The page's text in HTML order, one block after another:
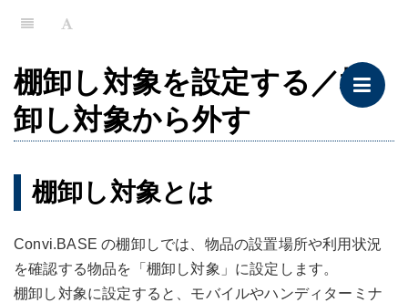
棚卸し対象を設定する／棚
卸し対象から外す
棚卸し対象とは
Convi.BASE の棚卸しでは、物品の設置場所や利用状況
を確認する物品を「棚卸し対象」に設定します。
棚卸し対象に設定すると、モバイルやハンディターミナ